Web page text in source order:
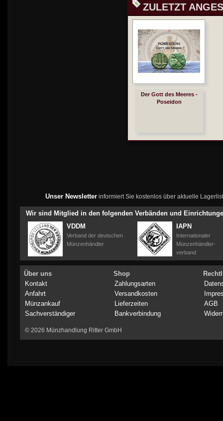
ZULETZT
Der Gott des Meeres -
Poseidon
Unser Newsletterinformiert Sie kostenlos über aktuelle
Wir sind Mitglied in den folgenden Verbänden und
VDDM
Verband der deutschen
Münzenhändler
IAPN
Internationaler
Münzenhändler-
verband
Über uns
Kontakt
Anfahrt
Münzankauf
Sachverständiger
Shop
Zahlungsarten
Versandkosten
Lieferzeiten
Bankverbindung
AGB
© 2026 Münzhandlung Ritter GmbH